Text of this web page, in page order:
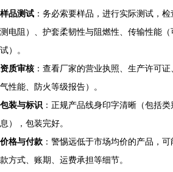
样品测试 ：务必索要样品，进行实际测试，
测电阻）、护套柔韧性与阻燃性、传输性能
试）。
资质审核 ：查看厂家的营业执照、生产许可
气性能、防火等级报告）。
包装与标识 ：正规产品线身印字清晰（包括
息），包装完好。
价格与付款 ：警惕远低于市场均价的产品，
款方式、账期、运费承担等细节。